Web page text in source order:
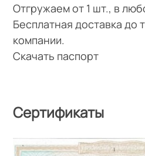
Отгружаем от 1 шт., в
Бесплатная доставка до
компании.
Скачать паспорт
Сертификаты